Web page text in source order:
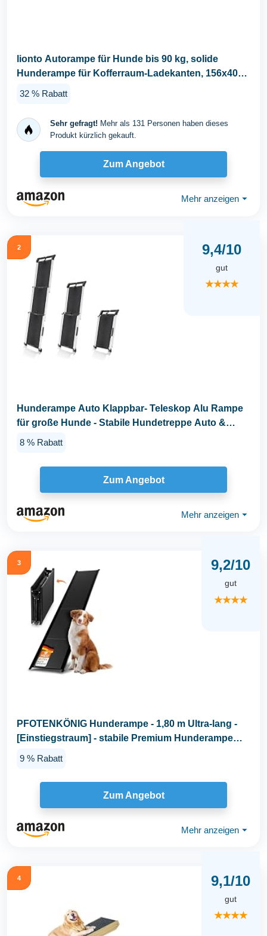
lionto Autorampe für Hunde bis 90 kg, solide
Hunderampe für Kofferraum-Ladekanten, 156x40
32 % Rabatt
Sehr gefragt! Mehr als 131 Personen haben dieses
Produkt kürzlich gekauft.
Zum Angebot
Mehr anzeigen ⏷
2 9,4/10
gut
★★★★
Hunderampe Auto Klappbar- Teleskop Alu Rampe
für große Hunde - Stabile Hundetreppe Auto &
SUV...
8 % Rabatt
Zum Angebot
Mehr anzeigen ⏷
3 9,2/10
gut
★★★★
PFOTENKÖNIG Hunderampe - 1,80 m Ultra-lang -
[Einstiegstraum] - stabile Premium Hunderampe
9 % Rabatt
Zum Angebot
Mehr anzeigen ⏷
4 9,1/10
gut
★★★★